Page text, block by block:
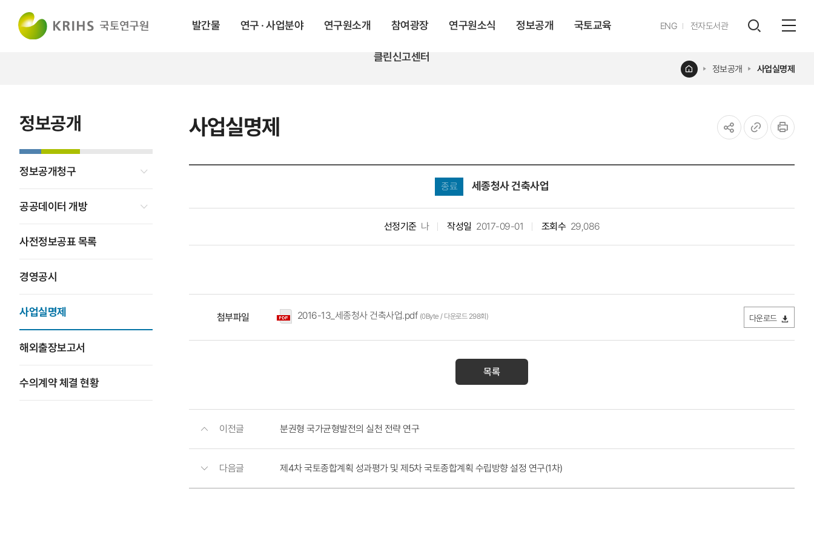
발간물 연구 · 사업분야 연구원소개 참여광장 연구원소식 정보공개 국토교육
클린신고센터
ENG영문전자도서관
레이어
사업실명제
홈 정보공개 사업실명제
정보공개
정보공개청구
공공데이터 개방
사전정보공표 목록
경영공시
사업실명제
해외출장보고서
수의계약 체결 현황
종료 세종청사 건축사업
선정기준 나 작성일 2017-09-01 조회수 29,086
첨부파일 2016-13_세종청사 건축사업.pdf (0Byte / 다운로드 298회) 다운로드
목록
이전글 분권형 국가균형발전의 실천 전략 연구
다음글 제4차 국토종합계획 성과평가 및 제5차 국토종합계획 수립방향 설정 연구(1차)